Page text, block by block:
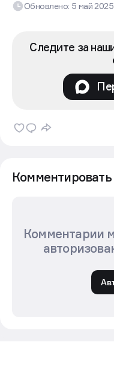
договора, должна
Алексей Укконе
Движение.ру